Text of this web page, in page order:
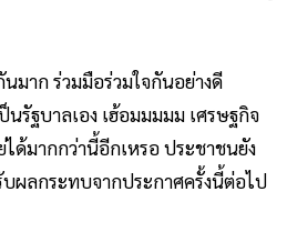
มาก ร่วมมือร่วมใจกันอย่างดี
นรัฐบาลเอง เฮ้อมมมมม เศรษฐกิจ
ย่ได้มากกว่านี้อีกเหรอ ประชาชนยัง
ผลกระทบจากประกาศครั้งนี้ต่อไป